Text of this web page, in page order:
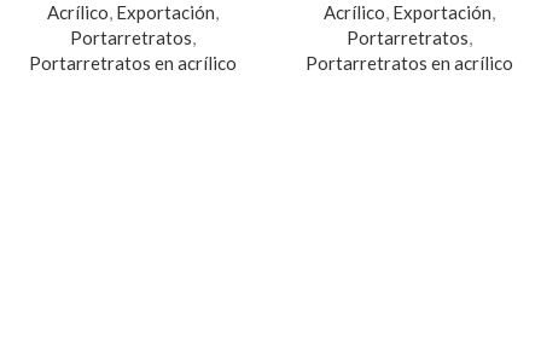
Acrílico, Exportación,
Portarretratos,
Portarretratos en acrílico
Acrílico, Exportación,
Portarretratos,
Portarretratos en acrílico